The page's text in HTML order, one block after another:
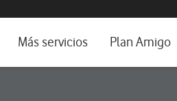
Más servicios Plan Amigo